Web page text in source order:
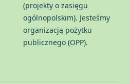
(projekty o zasięgu
ogólnopolskim). Jesteśmy
organizacją pożytku
publicznego (OPP).